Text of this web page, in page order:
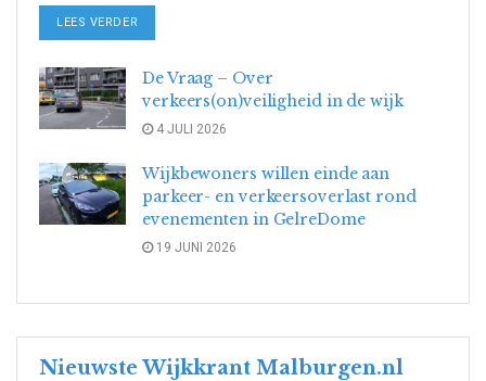
LEES VERDER
De Vraag – Over
verkeers(on)veiligheid in de wijk
4 JULI 2026
Wijkbewoners willen einde aan
parkeer- en verkeersoverlast rond
evenementen in GelreDome
19 JUNI 2026
Nieuwste Wijkkrant Malburgen.nl